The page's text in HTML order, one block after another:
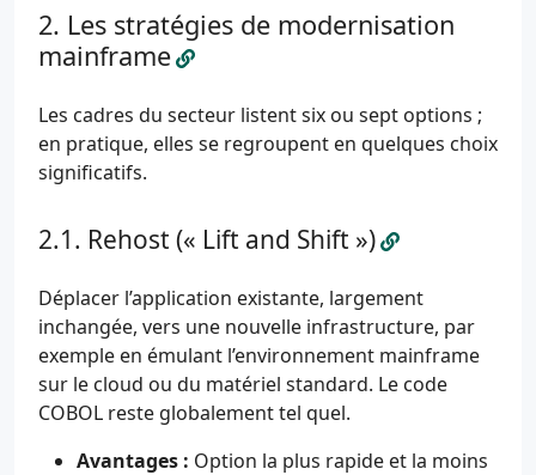
Les stratégies de modernisation
mainframe
Les cadres du secteur listent six ou sept options ;
en pratique, elles se regroupent en quelques choix
significatifs.
Rehost (« Lift and Shift »)
Déplacer l’application existante, largement
inchangée, vers une nouvelle infrastructure, par
exemple en émulant l’environnement mainframe
sur le cloud ou du matériel standard. Le code
COBOL reste globalement tel quel.
Avantages : Option la plus rapide et la moins